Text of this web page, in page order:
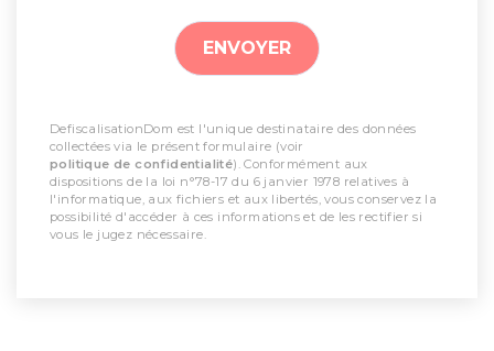
DefiscalisationDom est l'unique destinataire des données
collectées via le présent formulaire (voir
politique de confidentialité). Conformément aux
dispositions de la loi n°78-17 du 6 janvier 1978 relatives à
l'informatique, aux fichiers et aux libertés, vous conservez la
possibilité d'accéder à ces informations et de les rectifier si
vous le jugez nécessaire.